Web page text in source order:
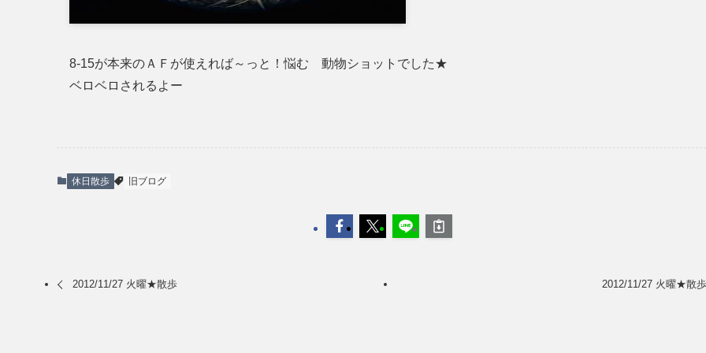
8-15が本来のＡＦが使えれば～っと！悩む 動物ショットでした★
ベロベロされるよー
休日散歩 旧ブログ
2012/11/27 火曜★散歩 2012/11/27 火曜★散歩